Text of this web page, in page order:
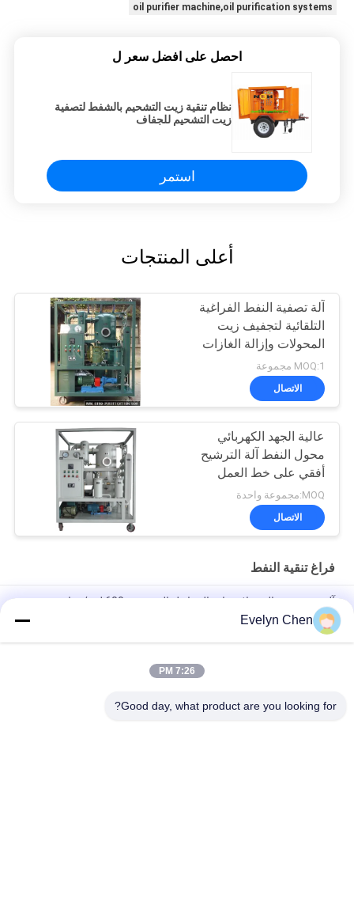
oil purifier machine,oil purification systems
احصل على افضل سعر ل
نظام تنقية زيت التشحيم بالشفط لتصفية
زيت التشحيم للجفاف
استمر
أعلى المنتجات
آلة تصفية النفط الفراغية
التلقائية لتجفيف زيت
المحولات وإزالة الغازات
MOQ:1 مجموعة
الاتصال
عالية الجهد الكهربائي
محول النفط آلة الترشيح
أفقي على خط العمل
MOQ:مجموعة واحدة
الاتصال
فراغ تنقية النفط
آلة تنقية زيت المحولات ذات المراحل المزدوجة 600 لتر / ساعة
لتر / ساعة
ABB العزل النفط آلة الجفاف لمحطة فرعية المحول ، غطاء والدليل
Evelyn Chen
7:26 PM
Good day, what product are you looking for?